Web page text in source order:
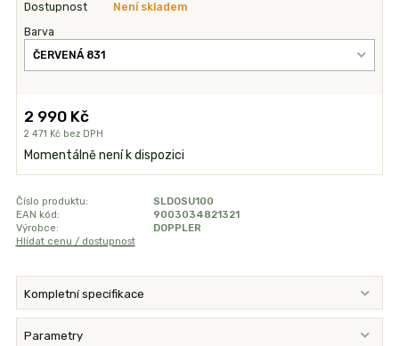
Dostupnost Není skladem
Barva
2 990 Kč
2 471 Kč bez DPH
Momentálně není k dispozici
Číslo produktu:
SLDOSU100
EAN kód:
9003034821321
Výrobce:
DOPPLER
Hlídat cenu / dostupnost
Kompletní specifikace
Parametry